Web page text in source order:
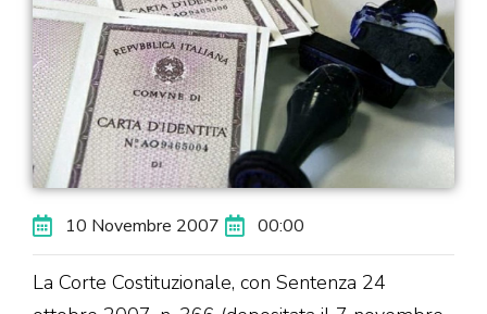
10 Novembre 2007 00:00
La Corte Costituzionale, con Sentenza 24